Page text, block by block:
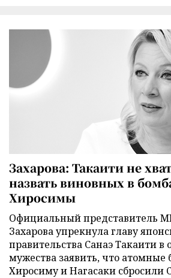
Захарова: Такаити не
назвать виновных в
Хиросимы
Официальный представитель
Захарова упрекнула главу
правительства Санаэ Такаити в
мужества заявить, что атомные
Хиросиму и Нагасаки сбросили